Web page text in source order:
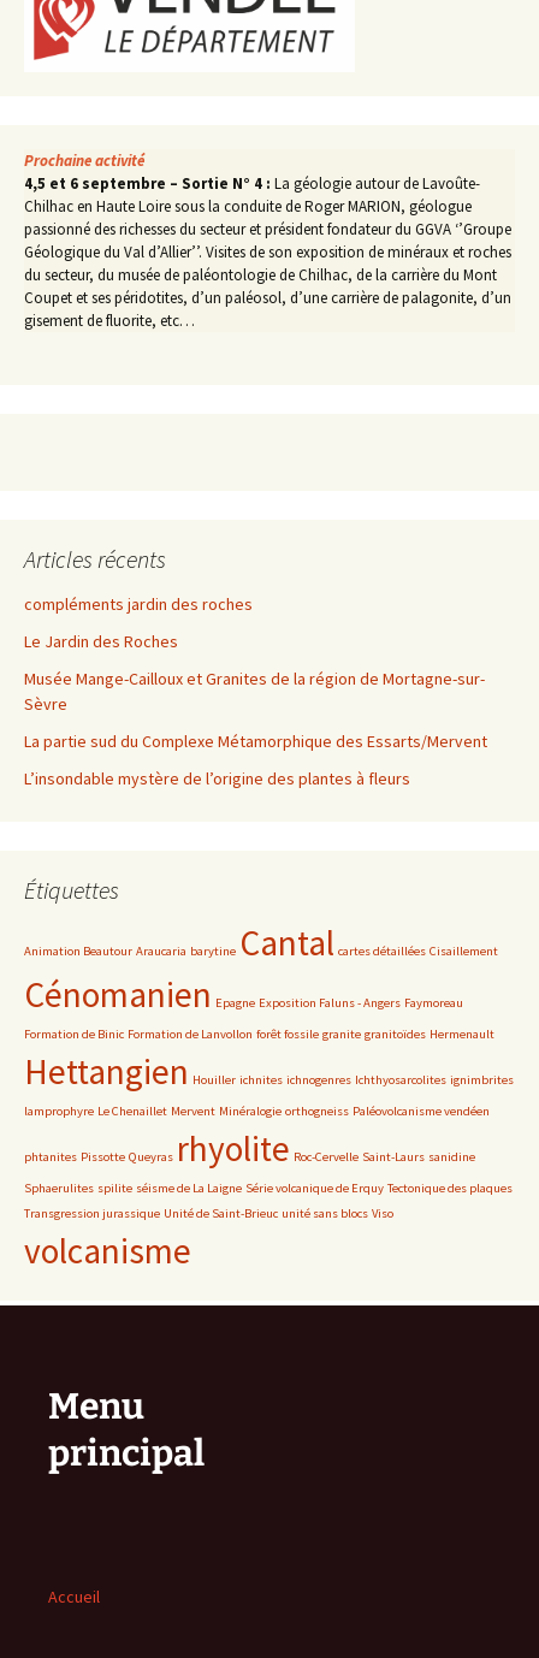
Prochaine activité
4,5 et 6 septembre – Sortie N° 4 : La géologie autour de Lavoûte-
Chilhac en Haute Loire sous la conduite de Roger MARION, géologue
passionné des richesses du secteur et président fondateur du GGVA ‘’Groupe
Géologique du Val d’Allier’’. Visites de son exposition de minéraux et roches
du secteur, du musée de paléontologie de Chilhac, de la carrière du Mont
Coupet et ses péridotites, d’un paléosol, d’une carrière de palagonite, d’un
gisement de fluorite, etc…
Articles récents
compléments jardin des roches
Le Jardin des Roches
Musée Mange-Cailloux et Granites de la région de Mortagne-sur-
Sèvre
La partie sud du Complexe Métamorphique des Essarts/Mervent
L’insondable mystère de l’origine des plantes à fleurs
Étiquettes
Animation Beautour Araucaria barytine Cantal cartes détaillées Cisaillement
Cénomanien Epagne Exposition Faluns - Angers Faymoreau
Formation de Binic Formation de Lanvollon forêt fossile granite granitoïdes Hermenault
Hettangien Houiller ichnites ichnogenres Ichthyosarcolites ignimbrites
lamprophyre Le Chenaillet Mervent Minéralogie orthogneiss Paléovolcanisme vendéen
phtanites Pissotte Queyras rhyolite Roc-Cervelle Saint-Laurs sanidine
Sphaerulites spilite séisme de La Laigne Série volcanique de Erquy Tectonique des plaques
Transgression jurassique Unité de Saint-Brieuc unité sans blocs Viso
volcanisme
Menu
principal
Accueil